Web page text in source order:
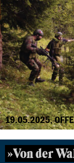
19.05.2025,
»Von der